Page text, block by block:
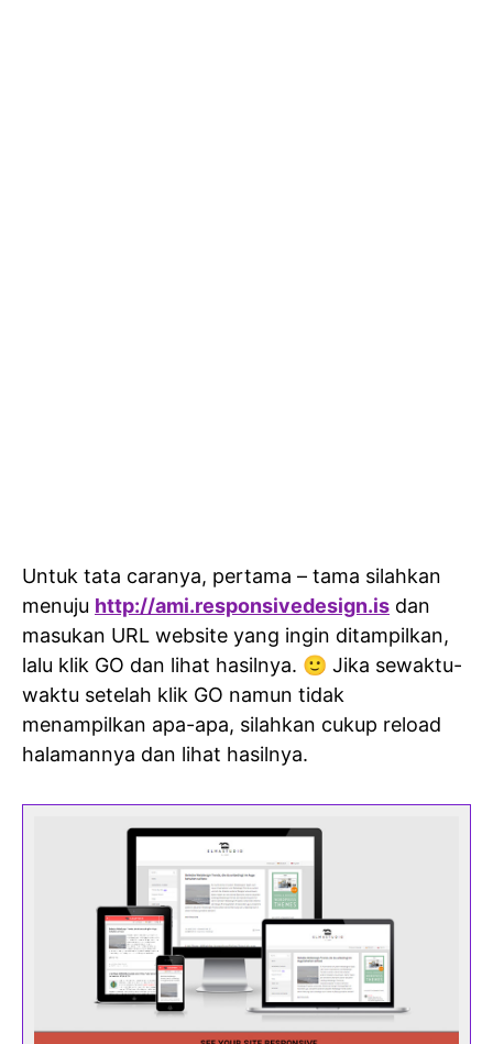
Untuk tata caranya, pertama – tama silahkan
menuju http://ami.responsivedesign.is dan
masukan URL website yang ingin ditampilkan,
lalu klik GO dan lihat hasilnya. 🙂 Jika sewaktu-
waktu setelah klik GO namun tidak
menampilkan apa-apa, silahkan cukup reload
halamannya dan lihat hasilnya.